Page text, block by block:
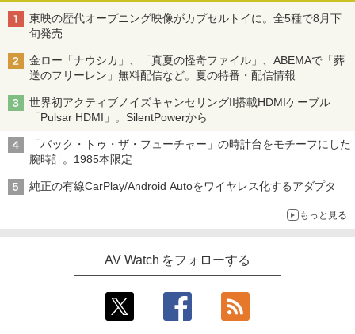
東映の歴代オープニング映像がカプセルトイに。全5種で8月下
旬発売
金ロー「ナウシカ」、「真夏の怪奇ファイル」、ABEMAで「葬
送のフリーレン」無料配信など。夏の特番・配信情報
世界初アクティブノイズキャンセリングII搭載HDMIケーブル
「Pulsar HDMI」。SilentPowerから
「バック・トゥ・ザ・フューチャー」の時計台をモチーフにした
腕時計。1985本限定
純正の有線CarPlay/Android Autoをワイヤレス化するアダプタ
もっと見る
AV Watch をフォローする